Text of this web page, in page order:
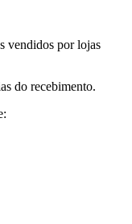
vendidos por lojas
do recebimento.